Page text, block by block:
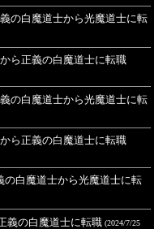
の白魔道士から光魔道士に転
ら正義の白魔道士に転職
の白魔道士から光魔道士に転
ら正義の白魔道士に転職
の白魔道士から光魔道士に転
義の白魔道士に転職 (2024/7/25